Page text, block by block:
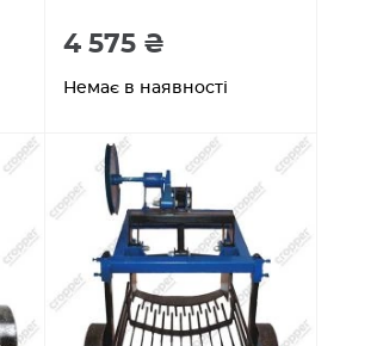
4 575 ₴
Немає в наявності